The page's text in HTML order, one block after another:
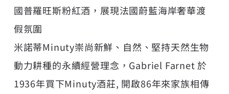
國普羅旺斯粉紅酒，展現法國蔚藍海岸奢華渡
假氛圍
米諾蒂Minuty崇尚新鮮、自然、堅持天然生物
動力耕種的永續經營理念，Gabriel Farnet 於
1936年買下Minuty酒莊, 開啟86年來家族相傳